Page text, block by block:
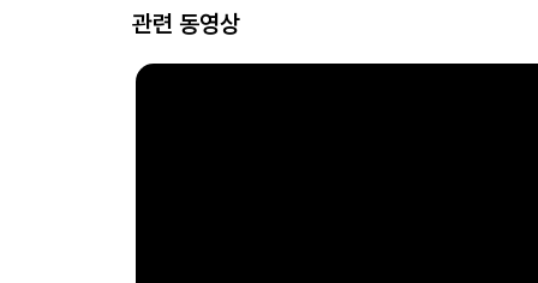
관련 동영상